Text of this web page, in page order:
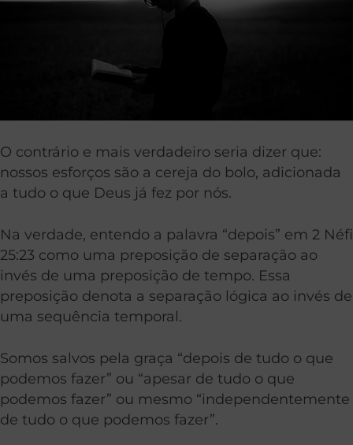
O contrário e mais verdadeiro seria dizer que:
nossos esforços são a cereja do bolo, adicionada
a tudo o que Deus já fez por nós.
Na verdade, entendo a palavra “depois” em 2 Néfi
25:23 como uma preposição de separação ao
invés de uma preposição de tempo. Essa
preposição denota a separação lógica ao invés de
uma sequência temporal.
Somos salvos pela graça “depois de tudo o que
podemos fazer” ou “apesar de tudo o que
podemos fazer” ou mesmo “independentemente
de tudo o que podemos fazer”.